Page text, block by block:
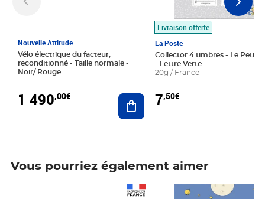
Nouvelle Attitude
Vélo électrique du facteur,
reconditionné - Taille normale -
Noir/ Rouge
1 490,00€ Ajouter au panier
Livraison offerte
La Poste
Collector 4 timbres - Le Petit
- Lettre Verte
20g / France
7,50€
Vous pourriez également aimer
Prix 7,50€